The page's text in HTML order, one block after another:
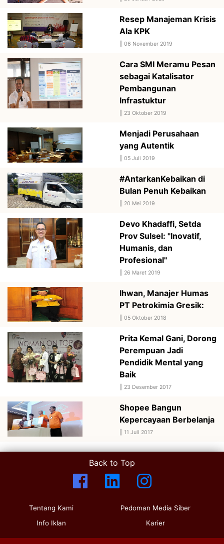
Resep Manajeman Krisis
Ala KPK
06 November 2019
Cara SMI Meramu Pesan
sebagai Katalisator
Pembangunan
Infrastuktur
23 Oktober 2019
Menjadi Perusahaan
yang Autentik
05 Juli 2019
#AntarkanKebaikan di
Bulan Penuh Kebaikan
20 Mei 2019
Devo Khadaffi, Setda
Prov Sulsel: "Inovatif,
Humanis, dan
Profesional"
26 Maret 2019
Ihwan, Manajer Humas
PT Petrokimia Gresik:
05 Oktober 2018
Prita Kemal Gani, Dorong
Perempuan Jadi
Pendidik Mental yang
Baik
23 Desember 2017
Shopee Bangun
Kepercayaan Berbelanja
11 Juli 2017
Back to Top
Tentang Kami
Info Iklan
Pedoman Media Siber
Karier